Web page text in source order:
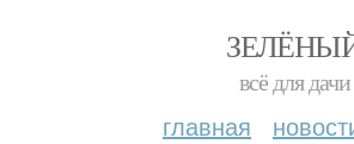
всё для
главная